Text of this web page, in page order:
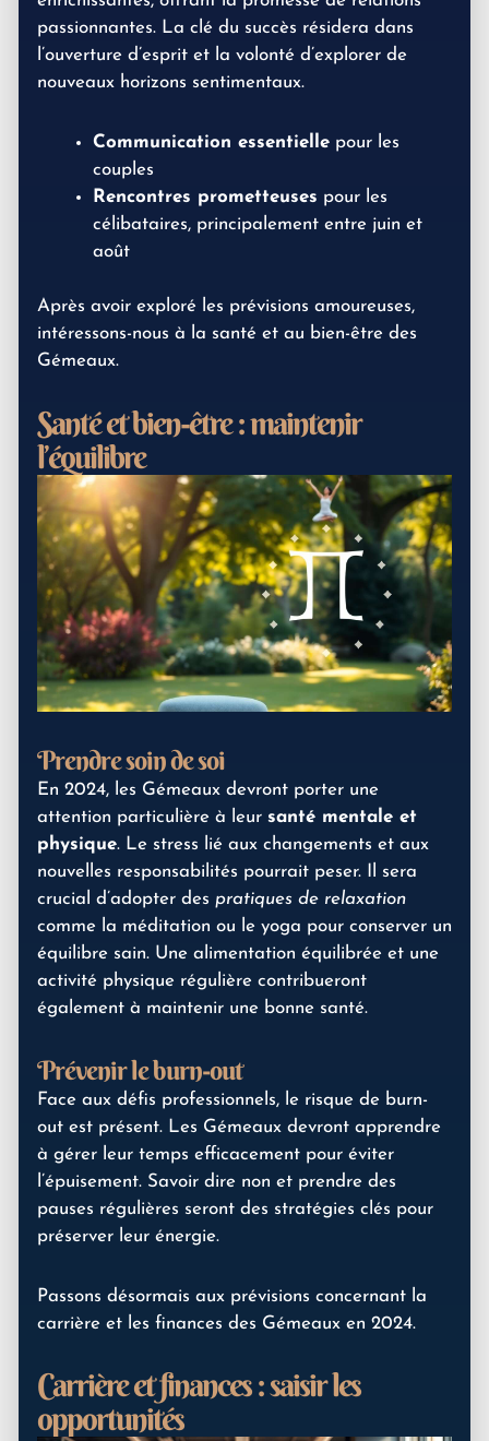
passionnantes. La clé du succès résidera dans
l’ouverture d’esprit et la volonté d’explorer de
nouveaux horizons sentimentaux.
Communication essentielle pour les
couples
Rencontres prometteuses pour les
célibataires, principalement entre juin et
août
Après avoir exploré les prévisions amoureuses,
intéressons-nous à la santé et au bien-être des
Gémeaux.
Santé et bien-être : maintenir
l’équilibre
Prendre soin de soi
En 2024, les Gémeaux devront porter une
attention particulière à leur santé mentale et
physique. Le stress lié aux changements et aux
nouvelles responsabilités pourrait peser. Il sera
crucial d’adopter des pratiques de relaxation
comme la méditation ou le yoga pour conserver un
équilibre sain. Une alimentation équilibrée et une
activité physique régulière contribueront
également à maintenir une bonne santé.
Prévenir le burn-out
Face aux défis professionnels, le risque de burn-
out est présent. Les Gémeaux devront apprendre
à gérer leur temps efficacement pour éviter
l’épuisement. Savoir dire non et prendre des
pauses régulières seront des stratégies clés pour
préserver leur énergie.
Passons désormais aux prévisions concernant la
carrière et les finances des Gémeaux en 2024.
Carrière et finances : saisir les
opportunités